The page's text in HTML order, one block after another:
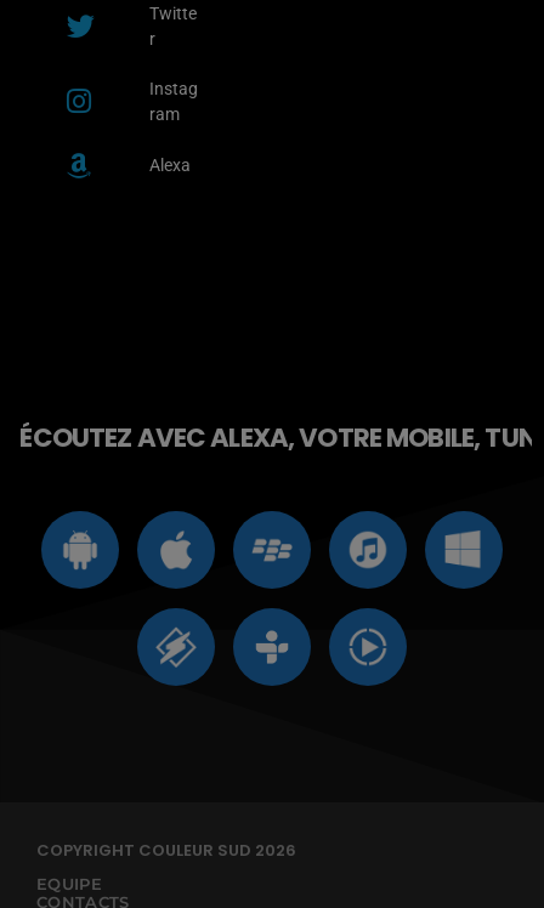
Twitte
r
Instag
ram
Alexa
ÉCOUTEZ AVEC ALEXA, VOTRE MOBILE,
COPYRIGHT COULEUR SUD 2026
EQUIPE
CONTACTS